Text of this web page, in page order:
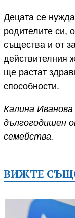
Децата се
родителите си,
същества и от
действителния
ще растат
способности.
Калина Иванова
дългогодишен
семейства.
ВИЖТЕ